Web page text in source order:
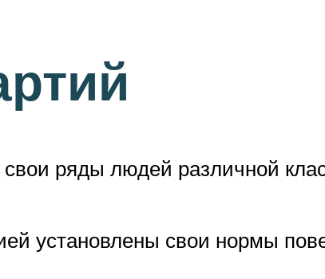
ряды людей различной
установлены свои нормы